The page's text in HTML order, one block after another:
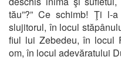
tău”?” Ce schimb! Ţi
slujitorul, în locul
fiul lui Zebedeu, în locul
om, în locul adevăratului